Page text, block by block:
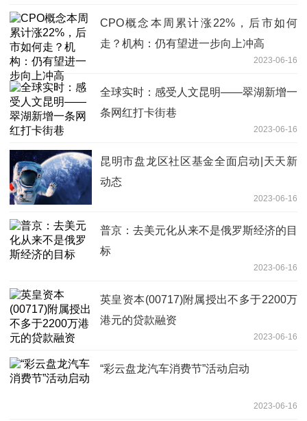
CPO概念本周累计涨22%，后市如何
走？机构：仍有望进一步向上冲高
2023-06-16
全球实时：感受人文昆明——翠湖新增一
条网红打卡街巷
2023-06-16
昆明市盘龙区社区基金全面启动|天天新
动态
2023-06-16
普京：去美元化从来不是俄罗斯经济的目
标
2023-06-16
英皇资本(00717)附属授出不多于2200万
港元的贷款融资
2023-06-16
“彩云盘龙汽车消费节”活动启动
2023-06-16